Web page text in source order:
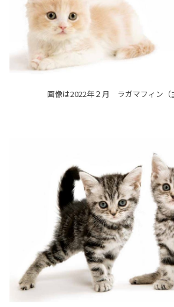
画像は2022年２月 ラガマフィン（